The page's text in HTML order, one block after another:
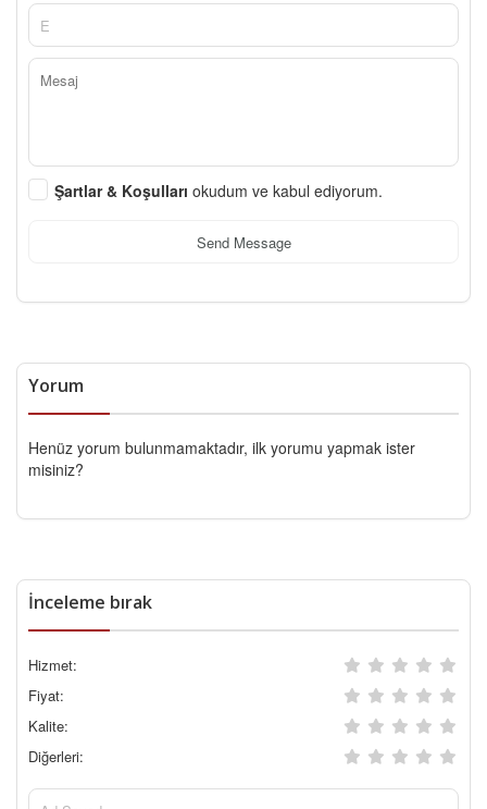
Şartlar & Koşulları okudum ve kabul ediyorum.
Send Message
Yorum
Henüz yorum bulunmamaktadır, ilk yorumu yapmak ister
misiniz?
İnceleme bırak
Hizmet:
Fiyat:
Kalite:
Diğerleri: